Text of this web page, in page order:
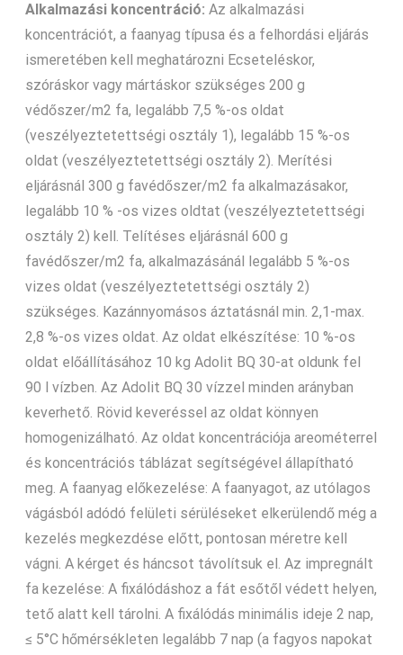
Alkalmazási koncentráció: Az alkalmazási
koncentrációt, a faanyag típusa és a felhordási eljárás
ismeretében kell meghatározni Ecseteléskor,
szóráskor vagy mártáskor szükséges 200 g
védőszer/m2 fa, legalább 7,5 %-os oldat
(veszélyeztetettségi osztály 1), legalább 15 %-os
oldat (veszélyeztetettségi osztály 2). Merítési
eljárásnál 300 g favédőszer/m2 fa alkalmazásakor,
legalább 10 % -os vizes oldtat (veszélyeztetettségi
osztály 2) kell. Telítéses eljárásnál 600 g
favédőszer/m2 fa, alkalmazásánál legalább 5 %-os
vizes oldat (veszélyeztetettségi osztály 2)
szükséges. Kazánnyomásos áztatásnál min. 2,1-max.
2,8 %-os vizes oldat. Az oldat elkészítése: 10 %-os
oldat előállításához 10 kg Adolit BQ 30-at oldunk fel
90 l vízben. Az Adolit BQ 30 vízzel minden arányban
keverhető. Rövid keveréssel az oldat könnyen
homogenizálható. Az oldat koncentrációja areométerrel
és koncentrációs táblázat segítségével állapítható
meg. A faanyag előkezelése: A faanyagot, az utólagos
vágásból adódó felületi sérüléseket elkerülendő még a
kezelés megkezdése előtt, pontosan méretre kell
vágni. A kérget és háncsot távolítsuk el. Az impregnált
fa kezelése: A fixálódáshoz a fát esőtől védett helyen,
tető alatt kell tárolni. A fixálódás minimális ideje 2 nap,
≤ 5°C hőmérsékleten legalább 7 nap (a fagyos napokat